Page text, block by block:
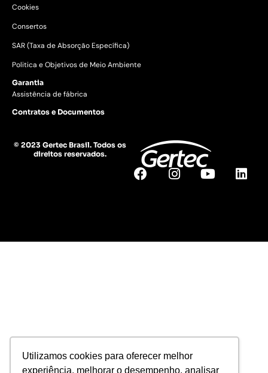
Utilizamos cookies para oferecer melhor
experiência, melhorar o desempenho, analisar
Cookies
Consertos
SAR (Taxa de Absorção Específica)
Politica e Objetivos de Meio Ambiente
Garantia
Assistência de fábrica
Contratos e Documentos
© 2023 Gertec Brasil. Todos os
direitos reservados.